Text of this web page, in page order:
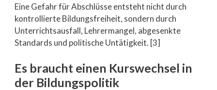
Eine Gefahr für Abschlüsse entsteht nicht durch
kontrollierte Bildungsfreiheit, sondern durch
Unterrichtsausfall, Lehrermangel, abgesenkte
Standards und politische Untätigkeit. [3]
Es braucht einen Kurswechsel in
der Bildungspolitik